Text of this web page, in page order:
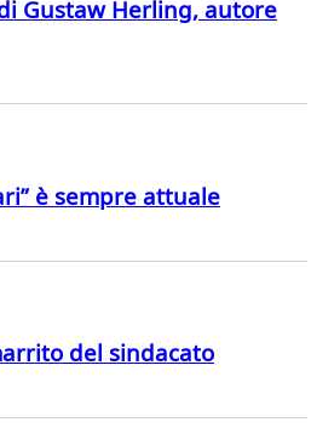
Gustaw Herling, autore
è sempre attuale
del sindacato